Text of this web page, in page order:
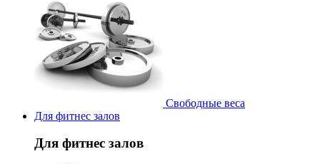
Свободные веса
Для фитнес залов
Для фитнес залов